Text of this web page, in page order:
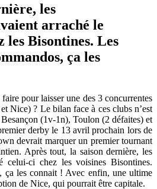
les
arraché le
les Bisontines. Les
ça les
pour laisser une des 3 concurrentes
Nice) ? Le bilan face à ces clubs n’est
(1v-1n), Toulon (2 défaites) et
derby le 13 avril prochain lors de
devrait marquer un premier tournant
Après tout, la saison dernière, les
celui-ci chez les voisines Bisontines.
ça les connait ! Avec enfin, une ultime
de Nice, qui pourrait être capitale.